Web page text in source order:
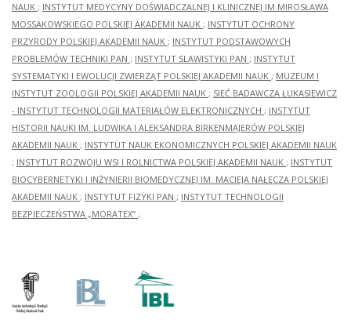
NAUK ; INSTYTUT MEDYCYNY DOŚWIADCZALNEJ I KLINICZNEJ IM.MIROSŁAWA
MOSSAKOWSKIEGO POLSKIEJ AKADEMII NAUK ; INSTYTUT OCHRONY
PRZYRODY POLSKIEJ AKADEMII NAUK ; INSTYTUT PODSTAWOWYCH
PROBLEMÓW TECHNIKI PAN ; INSTYTUT SLAWISTYKI PAN ; INSTYTUT
SYSTEMATYKI I EWOLUCJI ZWIERZĄT POLSKIEJ AKADEMII NAUK ; MUZEUM I
INSTYTUT ZOOLOGII POLSKIEJ AKADEMII NAUK ; SIEĆ BADAWCZA ŁUKASIEWICZ
- INSTYTUT TECHNOLOGII MATERIAŁÓW ELEKTRONICZNYCH ; INSTYTUT
HISTORII NAUKI IM. LUDWIKA I ALEKSANDRA BIRKENMAJERÓW POLSKIEJ
AKADEMII NAUK ; INSTYTUT NAUK EKONOMICZNYCH POLSKIEJ AKADEMII NAUK
; INSTYTUT ROZWOJU WSI I ROLNICTWA POLSKIEJ AKADEMII NAUK ; INSTYTUT
BIOCYBERNETYKI I INŻYNIERII BIOMEDYCZNEJ IM. MACIEJA NAŁĘCZA POLSKIEJ
AKADEMII NAUK ; INSTYTUT FIZYKI PAN ; INSTYTUT TECHNOLOGII
BEZPIECZEŃSTWA „MORATEX” ;